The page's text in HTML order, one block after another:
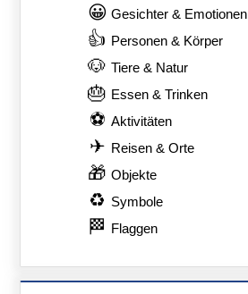
😀 Gesichter & Emotionen
👍 Personen & Körper
🐶 Tiere & Natur
🎂 Essen & Trinken
⚽ Aktivitäten
✈ Reisen & Orte
🎁 Objekte
♻ Symbole
🏁 Flaggen